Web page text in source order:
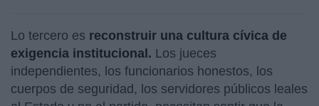
Lo tercero es reconstruir una cultura cívica de
exigencia institucional. Los jueces
independientes, los funcionarios honestos, los
cuerpos de seguridad, los servidores públicos leales